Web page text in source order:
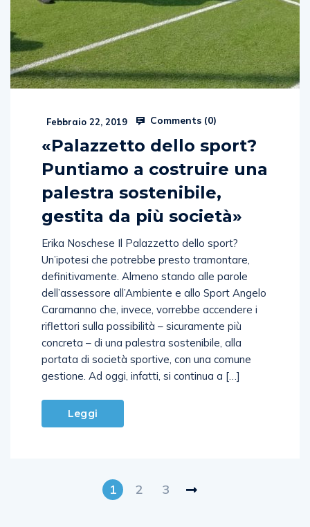
Febbraio 22, 2019 Comments (0)
«Palazzetto dello sport?
Puntiamo a costruire una
palestra sostenibile,
gestita da più società»
Erika Noschese Il Palazzetto dello sport?
Un’ipotesi che potrebbe presto tramontare,
definitivamente. Almeno stando alle parole
dell’assessore all’Ambiente e allo Sport Angelo
Caramanno che, invece, vorrebbe accendere i
riflettori sulla possibilità – sicuramente più
concreta – di una palestra sostenibile, alla
portata di società sportive, con una comune
gestione. Ad oggi, infatti, si continua a […]
Leggi
1 2 3